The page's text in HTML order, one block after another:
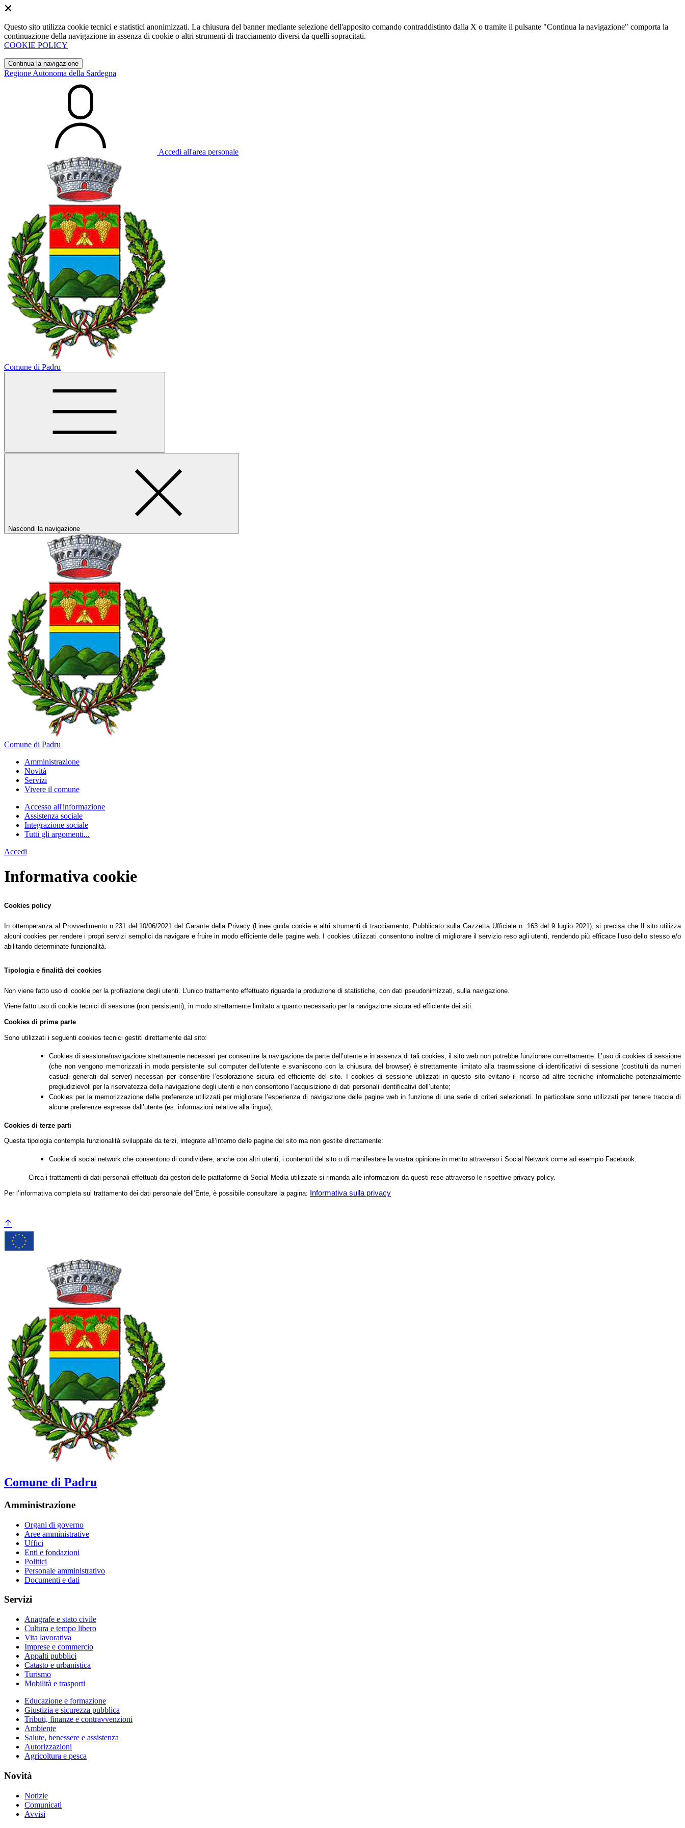
Questo sito utilizza cookie tecnici e statistici anonimizzati. La chiusura del banner mediante selezione dell'apposito comando contraddistinto dalla X o tramite il pulsante "Continua la navigazione" comporta la
continuazione della navigazione in assenza di cookie o altri strumenti di tracciamento diversi da quelli sopracitati.
COOKIE POLICY
Continua la navigazione
Regione Autonoma della Sardegna
Accedi all'area personale
Comune di Padru
Nascondi la navigazione
Comune di Padru
Amministrazione
Novità
Servizi
Vivere il comune
Accesso all'informazione
Assistenza sociale
Integrazione sociale
Tutti gli argomenti...
Accedi
Informativa cookie
Cookies policy
In ottemperanza al Provvedimento n.231 del 10/06/2021 del Garante della Privacy (Linee guida cookie e altri strumenti di tracciamento, Pubblicato sulla Gazzetta Ufficiale n. 163 del 9 luglio 2021), si precisa che Il sito utilizza
alcuni cookies per rendere i propri servizi semplici da navigare e fruire in modo efficiente delle pagine web. I cookies utilizzati consentono inoltre di migliorare il servizio reso agli utenti, rendendo più efficace l’uso dello stesso e/o
abilitando determinate funzionalità.
Tipologia e finalità dei cookies
Non viene fatto uso di cookie per la profilazione degli utenti. L’unico trattamento effettuato riguarda la produzione di statistiche, con dati pseudonimizzati, sulla navigazione.
Viene fatto uso di cookie tecnici di sessione (non persistenti), in modo strettamente limitato a quanto necessario per la navigazione sicura ed efficiente dei siti.
Cookies di prima parte
Sono utilizzati i seguenti cookies tecnici gestiti direttamente dal sito:
Cookies di sessione/navigazione strettamente necessari per consentire la navigazione da parte dell’utente e in assenza di tali cookies, il sito web non potrebbe funzionare correttamente. L’uso di cookies di sessione
(che non vengono memorizzati in modo persistente sul computer dell’utente e svaniscono con la chiusura del browser) è strettamente limitato alla trasmissione di identificativi di sessione (costituiti da numeri
casuali generati dal server) necessari per consentire l’esplorazione sicura ed efficiente del sito. I cookies di sessione utilizzati in questo sito evitano il ricorso ad altre tecniche informatiche potenzialmente
pregiudizievoli per la riservatezza della navigazione degli utenti e non consentono l’acquisizione di dati personali identificativi dell’utente;
Cookies per la memorizzazione delle preferenze utilizzati per migliorare l’esperienza di navigazione delle pagine web in funzione di una serie di criteri selezionati. In particolare sono utilizzati per tenere traccia di
alcune preferenze espresse dall’utente (es: informazioni relative alla lingua);
Cookies di terze parti
Questa tipologia contempla funzionalità sviluppate da terzi, integrate all’interno delle pagine del sito ma non gestite direttamente:
Cookie di social network che consentono di condividere, anche con altri utenti, i contenuti del sito o di manifestare la vostra opinione in merito attraverso i Social Network come ad esempio Facebook.
Circa i trattamenti di dati personali effettuati dai gestori delle piattaforme di Social Media utilizzate si rimanda alle informazioni da questi rese attraverso le rispettive privacy policy.
Per l’informativa completa sul trattamento dei dati personale dell’Ente, è possibile consultare la pagina: Informativa sulla privacy
Comune di Padru
Amministrazione
Organi di governo
Aree amministrative
Uffici
Enti e fondazioni
Politici
Personale amministrativo
Documenti e dati
Servizi
Anagrafe e stato civile
Cultura e tempo libero
Vita lavorativa
Imprese e commercio
Appalti pubblici
Catasto e urbanistica
Turismo
Mobilità e trasporti
Educazione e formazione
Giustizia e sicurezza pubblica
Tributi, finanze e contravvenzioni
Ambiente
Salute, benessere e assistenza
Autorizzazioni
Agricoltura e pesca
Novità
Notizie
Comunicati
Avvisi